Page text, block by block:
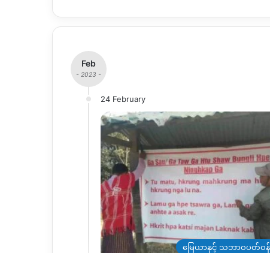
Feb
- 2023 -
24 February
မြေယာနှင့် သဘာဝပတ်ဝန်